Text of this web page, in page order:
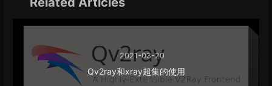
2021-03-20
Qv2ray和xray超集的使用